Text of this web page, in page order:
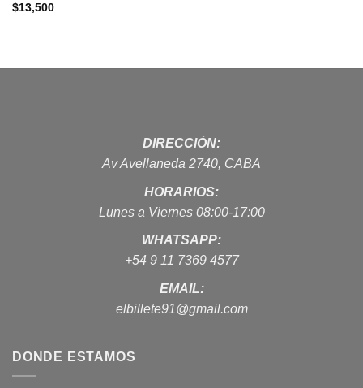
$13,500
DIRECCIÓN:
Av Avellaneda 2740, CABA
HORARIOS:
Lunes a Viernes 08:00-17:00
WHATSAPP:
+54 9 11 7369 4577
EMAIL:
elbillete91@gmail.com
DONDE ESTAMOS